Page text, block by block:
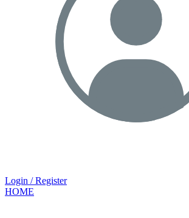
Login / Register
HOME